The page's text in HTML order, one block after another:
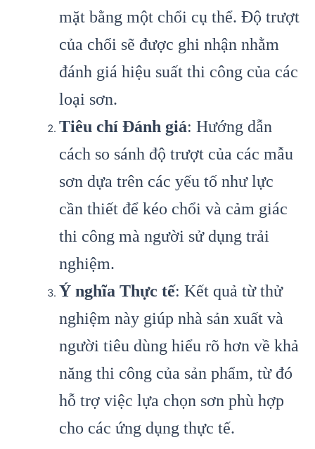
mặt bằng một chổi cụ thể. Độ trượt
của chổi sẽ được ghi nhận nhằm
đánh giá hiệu suất thi công của các
loại sơn.
Tiêu chí Đánh giá: Hướng dẫn
cách so sánh độ trượt của các mẫu
sơn dựa trên các yếu tố như lực
cần thiết để kéo chổi và cảm giác
thi công mà người sử dụng trải
nghiệm.
Ý nghĩa Thực tế: Kết quả từ thử
nghiệm này giúp nhà sản xuất và
người tiêu dùng hiểu rõ hơn về khả
năng thi công của sản phẩm, từ đó
hỗ trợ việc lựa chọn sơn phù hợp
cho các ứng dụng thực tế.